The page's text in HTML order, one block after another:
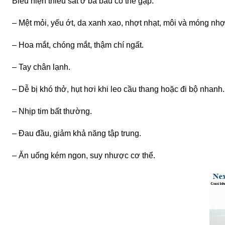
– Mệt mỏi, yếu ớt, da xanh xao, nhợt nhạt, môi và móng
– Hoa mắt, chóng mắt, thậm chí ngất.
– Tay chân lạnh.
– Dễ bị khó thở, hụt hơi khi leo cầu thang hoặc đi bộ nhanh.
– Nhịp tim bất thường.
– Đau đầu, giảm khả năng tập trung.
– Ăn uống kém ngon, suy nhược cơ thể.